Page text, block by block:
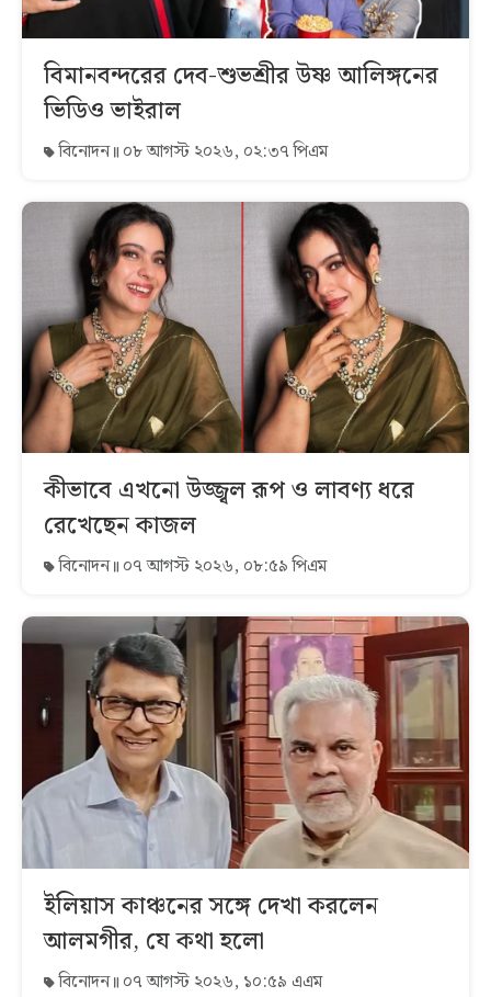
বিমানবন্দরের দেব-শুভশ্রীর উষ্ণ আলিঙ্গনের
ভিডিও ভাইরাল
বিনোদন ০৮ আগস্ট ২০২৬, ০২:৩৭ পিএম
কীভাবে এখনো উজ্জ্বল রূপ ও লাবণ্য ধরে
রেখেছেন কাজল
বিনোদন ০৭ আগস্ট ২০২৬, ০৮:৫৯ পিএম
ইলিয়াস কাঞ্চনের সঙ্গে দেখা করলেন
আলমগীর, যে কথা হলো
বিনোদন ০৭ আগস্ট ২০২৬, ১০:৫৯ এএম